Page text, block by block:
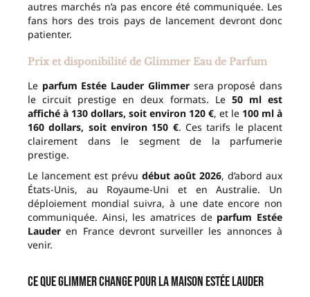
autres marchés n’a pas encore été communiquée. Les
fans hors des trois pays de lancement devront donc
patienter.
Prix et disponibilité de Glimmer Eau de Parfum
Le parfum Estée Lauder Glimmersera proposé dans
le circuit prestige en deux formats. Le 50 ml est
affiché à 130 dollars, soit environ 120 €, et le 100 ml à
160 dollars, soit environ 150 €. Ces tarifs le placent
clairement dans le segment de la parfumerie
prestige.
Le lancement est prévu début août 2026, d’abord aux
États-Unis, au Royaume-Uni et en Australie. Un
déploiement mondial suivra, à une date encore non
communiquée. Ainsi, les amatrices de parfum Estée
Lauder en France devront surveiller les annonces à
venir.
Ce que Glimmer change pour la maison Estée Lauder